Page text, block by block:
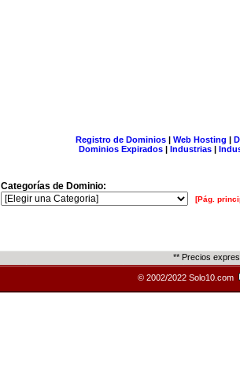
Registro de Dominios| Web Hosting |
Dominios Expirados | Industrias |
Categorías de Dominio:
[Pág.
** Precios
© 2002/2022 Solo10.com